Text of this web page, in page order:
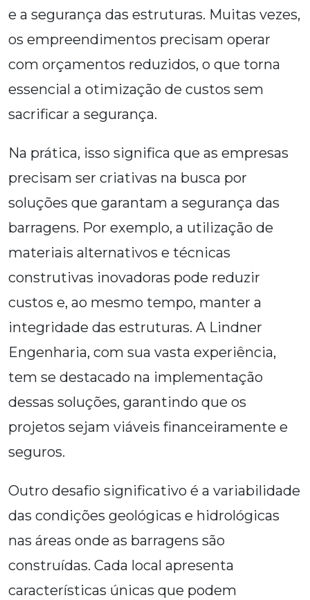
e a segurança das estruturas. Muitas vezes,
os empreendimentos precisam operar
com orçamentos reduzidos, o que torna
essencial a otimização de custos sem
sacrificar a segurança.
Na prática, isso significa que as empresas
precisam ser criativas na busca por
soluções que garantam a segurança das
barragens. Por exemplo, a utilização de
materiais alternativos e técnicas
construtivas inovadoras pode reduzir
custos e, ao mesmo tempo, manter a
integridade das estruturas. A Lindner
Engenharia, com sua vasta experiência,
tem se destacado na implementação
dessas soluções, garantindo que os
projetos sejam viáveis financeiramente e
seguros.
Outro desafio significativo é a variabilidade
das condições geológicas e hidrológicas
nas áreas onde as barragens são
construídas. Cada local apresenta
características únicas que podem